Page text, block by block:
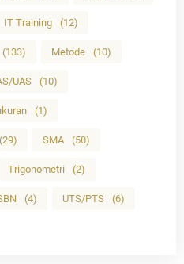
IT Training (12)
(133) Metode (10)
UAS (10)
(1)
(29) SMA (50)
Trigonometri (2)
(4) UTS/PTS (6)